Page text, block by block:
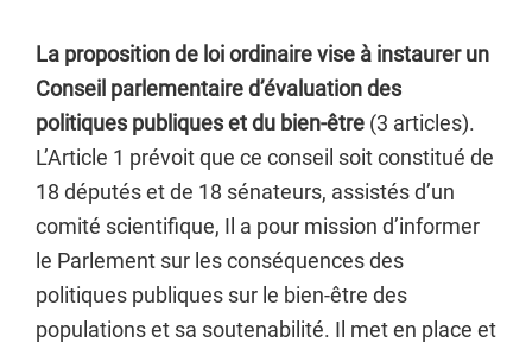
La proposition de loi ordinaire vise à instaurer un
Conseil parlementaire d’évaluation des
politiques publiques et du bien-être (3 articles).
L’Article 1 prévoit que ce conseil soit constitué de
18 députés et de 18 sénateurs, assistés d’un
comité scientifique, Il a pour mission d’informer
le Parlement sur les conséquences des
politiques publiques sur le bien-être des
populations et sa soutenabilité. Il met en place et